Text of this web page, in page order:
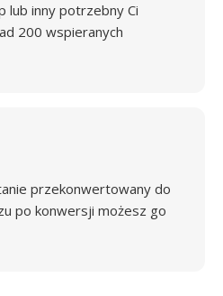
lub inny potrzebny Ci
200 wspieranych
przekonwertowany do
po konwersji możesz go